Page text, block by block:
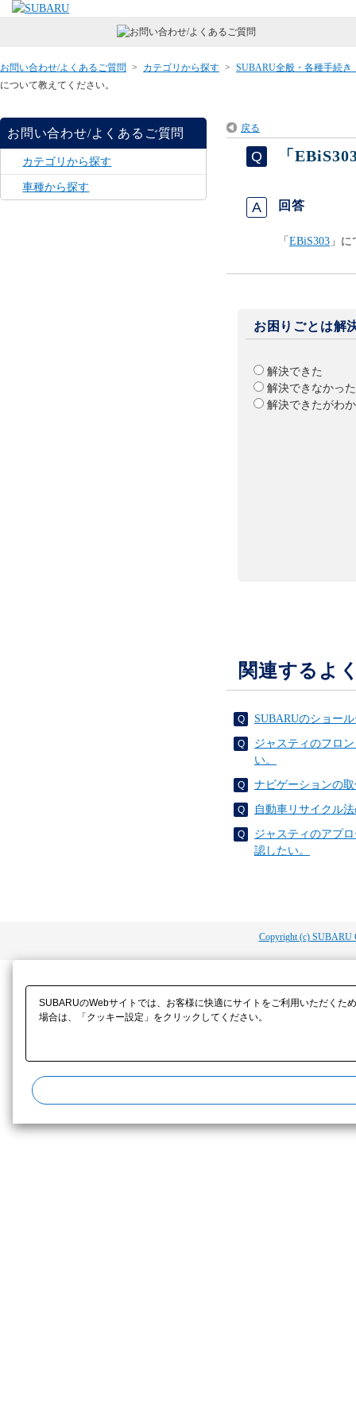
お問い合わせ/よくあるご質問 > カテゴリから探す > SUBARU全般・各種手続き
について教えてください。
お問い合わせ/よくあるご質問
カテゴリから探す
車種から探す
戻る
「
回答
「 EBiS303 」
お困りごとは解
解決できた
解決できなかった
解決できたがわ
関連するよ
SUBARUのショー
ジャスティのフロ
い。
ナビゲーションの
自動車リサイクル
ジャスティのアプ
認したい。
Copyright (c) SUBARU
SUBARUのWebサイトでは、お客様に快適にサイトをご利用いただく
場合は、「クッキー設定」をクリックしてください。​